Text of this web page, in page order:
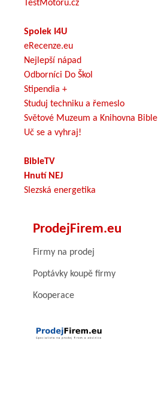
TestMotoru.cz
Spolek I4U
eRecenze.eu
Nejlepší nápad
Odborníci Do Škol
Stipendia +
Studuj techniku a řemeslo
Světové Muzeum a Knihovna Bible
Uč se a vyhraj!
BibleTV
Hnutí NEJ
Slezská energetika
ProdejFirem.eu
Firmy na prodej
Poptávky koupě firmy
Kooperace